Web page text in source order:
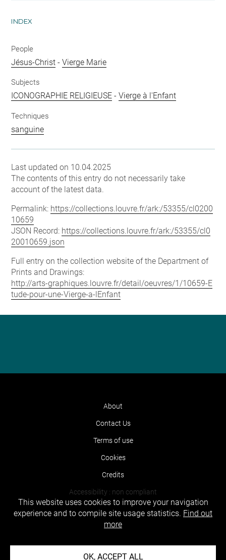
INDEX
People
Jésus-Christ -Vierge Marie
Subjects
ICONOGRAPHIE RELIGIEUSE -Vierge à l'Enfant
Techniques
sanguine
Last updated on 10.04.2025
The contents of this entry do not necessarily take
account of the latest data.
Permalink: https://collections.louvre.fr/ark:/53355/cl0200
10659
JSON Record: https://collections.louvre.fr/ark:/53355/cl0
20010659.json
Full entry on the collection website of the Department of
Prints and Drawings:
http://arts-graphiques.louvre.fr/detail/oeuvres/1/10659-E
tude-pour-une-Vierge-a-lEnfant
About
Contact Us
Terms of use
Cookies
Credits
Accessibility : non compliant
This website uses cookies to improve your navigation
experience and to compile site usage statistics. Find out
more
OK, ACCEPT ALL